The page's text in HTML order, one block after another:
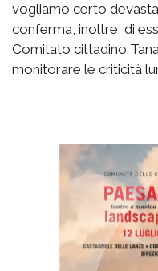
vogliamo certo
conferma, inoltre, di
Comitato cittadino
monitorare le criticità